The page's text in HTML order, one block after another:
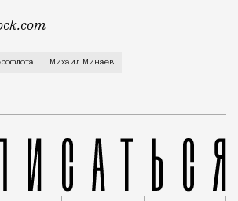
из департаментов компании,
Михаил Минаев